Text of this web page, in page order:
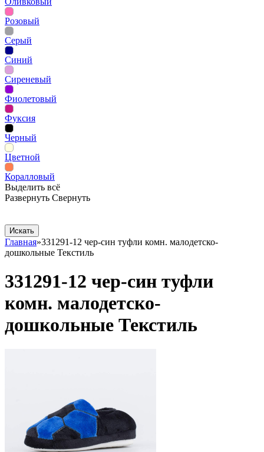
Розовый
Серый
Синий
Сиреневый
Фиолетовый
Фуксия
Черный
Цветной
Коралловый
Выделить всё
Развернуть Свернуть
Главная»331291-12 чер-син туфли комн. малодетско-
дошкольные Текстиль
331291-12 чер-син туфли
комн. малодетско-
дошкольные Текстиль